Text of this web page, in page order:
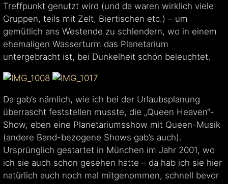
Treffpunkt genutzt wird (und da waren wirklich viele
Gruppen, teils mit Zelt, Biertischen etc.) – um
gemütlich ans Westende zu schlendern, wo in einem
ehemaligen Wasserturm das Planetarium
untergebracht ist, bei Dunkelheit schön beleuchtet.
Da gab’s nämlich, wie ich bei der Urlaubsplanung
überrascht feststellen musste, die „Queen Heaven“-
Show, eben eine Planetariumsshow mit Queen-Musik
(andere Band-bezogene Shows gab’s auch).
Ursprünglich gestartet in München im Jahr 2001, wo
ich sie auch schon gesehen hatte – da hab ich sie hier
natürlich auch noch mal mitgenommen, schnell bevor